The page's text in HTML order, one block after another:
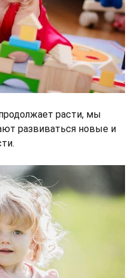
расти, мы
развиваться новые и